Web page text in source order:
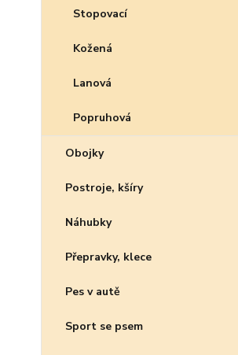
Stopovací
Kožená
Lanová
Popruhová
Obojky
Postroje, kšíry
Náhubky
Přepravky, klece
Pes v autě
Sport se psem